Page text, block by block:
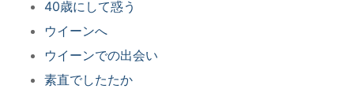
40歳にして惑う
ウイーンへ
ウイーンでの出会い
素直でしたたか